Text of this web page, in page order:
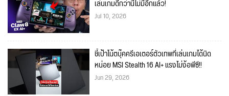
เล่นเกมดีกว่านี้ไม่มีอีกแล้ว!
Jul 10, 2026
ชี้เป้าโน้ตบุ๊คครีเอเตอร์ตัวเทพที่เล่นเกมได้นิด
หน่อย MSI Stealth 16 AI+ แรงไม่ง้อพีซี!!
Jun 29, 2026